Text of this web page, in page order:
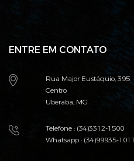
ENTRE EM CONTATO
Rua Major Eustáquio, 395
Centro
Uberaba, MG
Telefone : (34)3312-1500
Whatsapp : (34)99935-1011